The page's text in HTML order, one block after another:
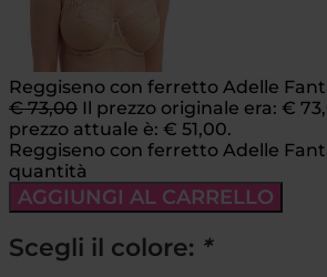
Reggiseno con ferretto Adelle
€73,00 Il prezzo originale era: €
prezzo attuale è: € 51,00.
Reggiseno con ferretto Adelle
quantità
AGGIUNGI AL CARRELLO
Scegli il colore: *